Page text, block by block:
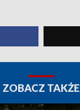
ZOBACZ TAKŻE